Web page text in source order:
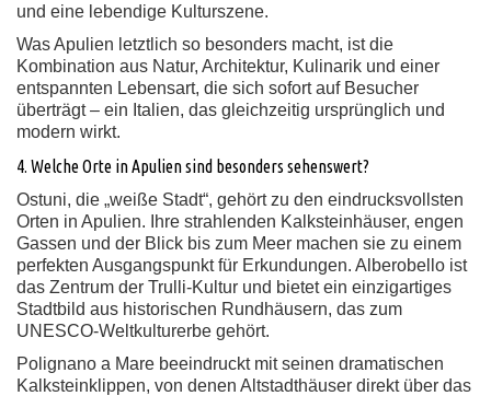
und eine lebendige Kulturszene.
Was Apulien letztlich so besonders macht, ist die
Kombination aus Natur, Architektur, Kulinarik und einer
entspannten Lebensart, die sich sofort auf Besucher
überträgt – ein Italien, das gleichzeitig ursprünglich und
modern wirkt.
4. Welche Orte in Apulien sind besonders sehenswert?
Ostuni, die „weiße Stadt“, gehört zu den eindrucksvollsten
Orten in Apulien. Ihre strahlenden Kalksteinhäuser, engen
Gassen und der Blick bis zum Meer machen sie zu einem
perfekten Ausgangspunkt für Erkundungen. Alberobello ist
das Zentrum der Trulli-Kultur und bietet ein einzigartiges
Stadtbild aus historischen Rundhäusern, das zum
UNESCO-Weltkulturerbe gehört.
Polignano a Mare beeindruckt mit seinen dramatischen
Kalksteinklippen, von denen Altstadthäuser direkt über das